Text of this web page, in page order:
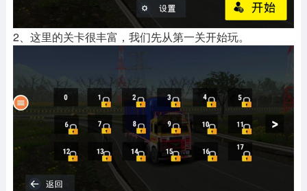
2、这里的关卡很丰富，我们先从第一关开始玩。